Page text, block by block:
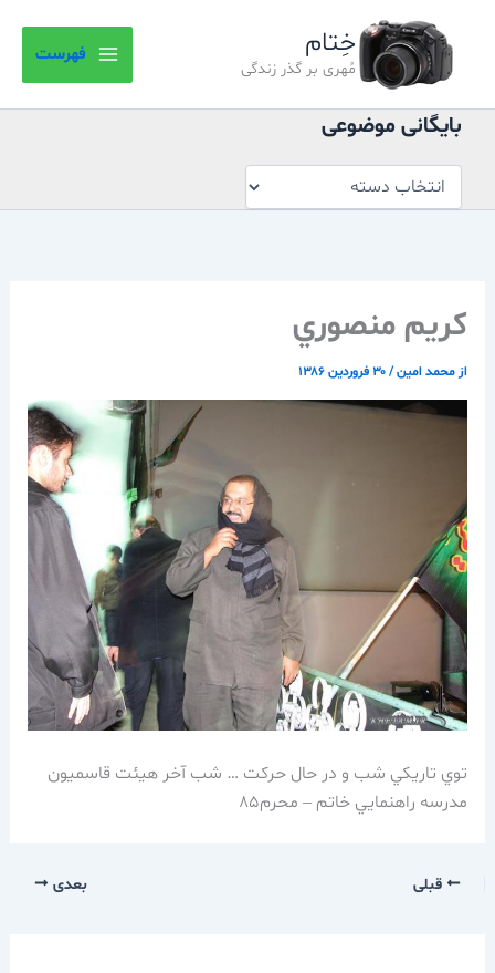
خِتام
مُهری بر گذر زندگی
فهرست
بایگانی موضوعی
موضوعی
كريم منصوري
از محمد امین/۳۰ فروردین ۱۳۸۶
توي تاريكي شب و در حال حركت … شب آخر هيئت قاسميون
مدرسه راهنمايي خاتم – محرم85
قبلی بعدی